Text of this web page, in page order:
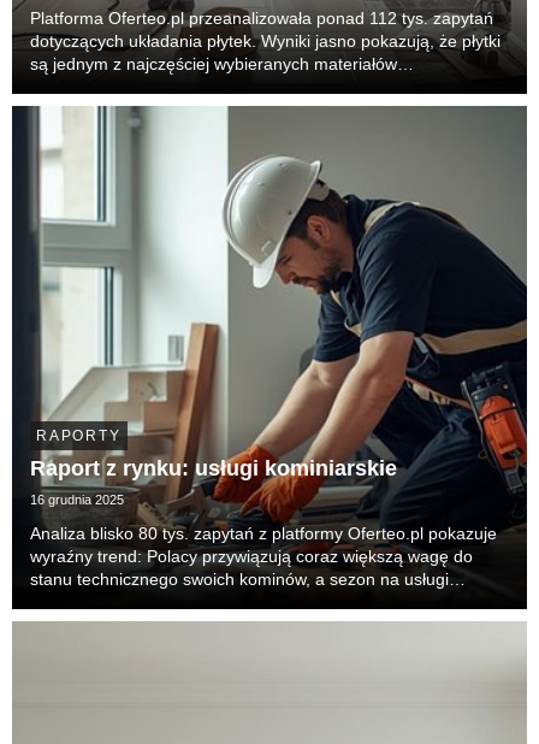
Platforma Oferteo.pl przeanalizowała ponad 112 tys. zapytań
dotyczących układania płytek. Wyniki jasno pokazują, że płytki
są jednym z najczęściej wybieranych materiałów
remontach, jak i drobnych modernizacjach. Tre...
RAPORTY
Raport z rynku: usługi kominiarskie
16 grudnia 2025
Analiza blisko 80 tys. zapytań z platformy Oferteo.pl pokazuje
wyraźny trend: Polacy przywiązują coraz większą wagę do
stanu technicznego swoich kominów, a sezon na usługi
pozostawiają złudzeń — w latach 2024 i 2025 t...